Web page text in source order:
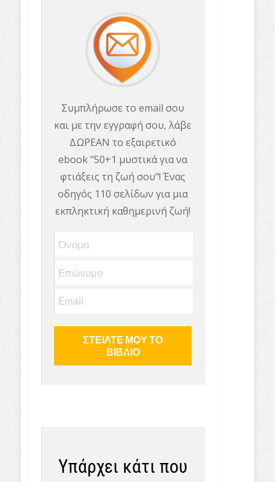
Συμπλήρωσε το email σου
και με την εγγραφή σου, λάβε
ΔΩΡΕΑΝ το εξαιρετικό
ebook "50+1 μυστικά για να
φτιάξεις τη ζωή σου"! Ένας
οδηγός 110 σελίδων για μια
εκπληκτική καθημερινή ζωή!
Υπάρχει κάτι που